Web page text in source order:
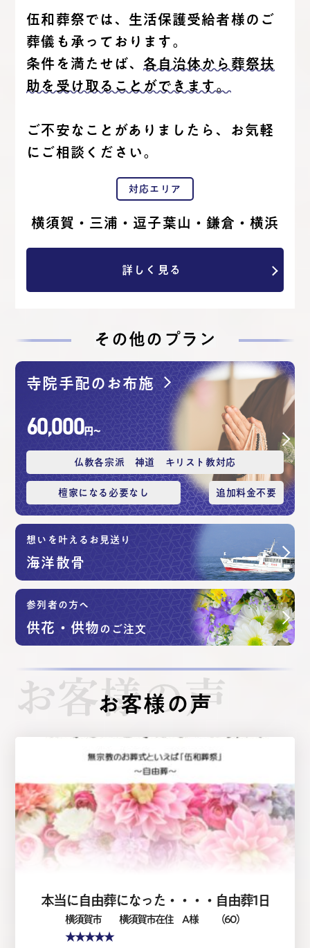
伍和葬祭では、生活保護受給者様のご
葬儀も承っております。
条件を満たせば、 各自治体から葬祭扶
助を受け取ることができます。
ご不安なことがありましたら、お気軽
にご相談ください。
対応エリア
横須賀・三浦・逗子葉山・鎌倉・横浜
詳しく見る
その他のプラン
寺院手配のお布施
仏教各宗派 神道 キリスト教対応
檀家になる必要なし 追加料⾦不要
60,000円〜
想いを叶えるお見送り
海洋散⾻
参列者の方へ
供花・供物のご注文
お客様の声
お客様の声
本当に自由葬になった・・・・自由葬1日
横須賀市 横須賀市在住 A 様 （60）
★★★★★